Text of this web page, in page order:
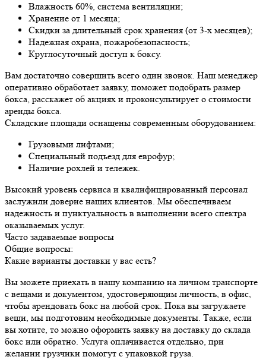
Влажность 60%, система вентиляции;
Хранение от 1 месяца;
Скидки за длительный срок хранения (от 3-х месяцев);
Надежная охрана, пожаробезопасность;
Круглосуточный доступ к боксу.
Вам достаточно совершить всего один звонок. Наш менеджер
оперативно обработает заявку, поможет подобрать размер
бокса, расскажет об акциях и проконсультирует о стоимости
аренды бокса.
Складские площади оснащены современным оборудованием:
Грузовыми лифтами;
Специальный подъезд для еврофур;
Наличие рохлей и тележек.
Высокий уровень сервиса и квалифицированный персонал
заслужили доверие наших клиентов. Мы обеспечиваем
надежность и пунктуальность в выполнении всего спектра
оказываемых услуг.
Часто задаваемые вопросы
Общие вопросы:
Какие варианты доставки у вас есть?
Вы можете приехать в нашу компанию на личном транспорте
с вещами и документом, удостоверяющим личность, в офис,
чтобы арендовать бокс на любой срок. Пока вы загружаете
вещи, мы подготовим необходимые документы. Также, если
вы хотите, то можно оформить заявку на доставку до склада
бокс или обратно. Услуга оплачивается отдельно, при
желании грузчики помогут с упаковкой груза.